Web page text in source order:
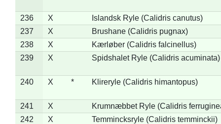
236 X
Islandsk Ryle (Calidris canutus)
237
X
Brushane (Calidris pugnax)
238
X
Kærløber (Calidris falcinellus)
239
X Spidshalet Ryle (Calidris acuminata)
240 X * Klireryle (Calidris himantopus)
241 X
Krumnæbbet Ryle (Calidris
242
X
Temmincksryle (Calidris temminckii)